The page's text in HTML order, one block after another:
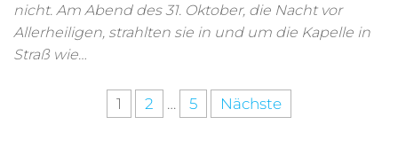
nicht. Am Abend des 31. Oktober, die Nacht vor
Allerheiligen, strahlten sie in und um die Kapelle in
Straß wie…
1 2 … 5 Nächste